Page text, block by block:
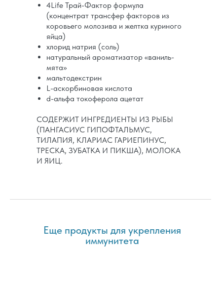
4Life Трай-Фактор формула
(концентрат трансфер факторов из
коровьего молозива и желтка куриного
яйца)
хлорид натрия (соль)
натуральный ароматизатор «ваниль-
мята»
мальтодекстрин
L-аскорбиновая кислота
d-альфа токоферола ацетат
СОДЕРЖИТ ИНГРЕДИЕНТЫ ИЗ РЫБЫ
(ПАНГАСИУС ГИПОФТАЛЬМУС,
ТИЛАПИЯ, КЛАРИАС ГАРИЕПИНУС,
ТРЕСКА, ЗУБАТКА И ПИКША), МОЛОКА
И ЯИЦ.
Еще продукты для укрепления
иммунитета